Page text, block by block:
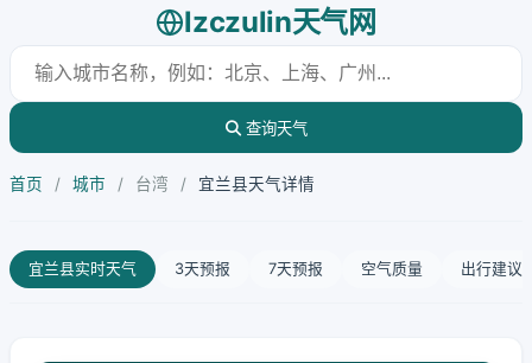
lzczulin天气网
查询天气
首页 / 城市 / 台湾 / 宜兰县天气详情
宜兰县实时天气 3天预报 7天预报 空气质量 出行建议